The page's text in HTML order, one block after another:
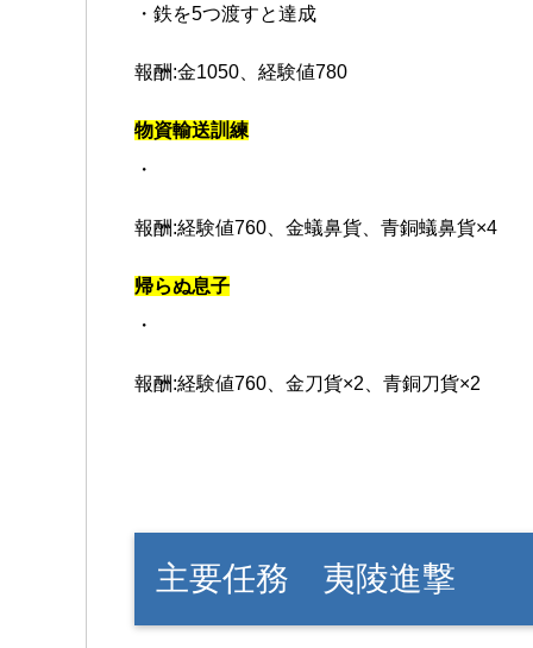
・鉄を5つ渡すと達成
報酬:金1050、経験値780
物資輸送訓練
・
報酬:経験値760、金蟻鼻貨、青銅蟻鼻貨×4
帰らぬ息子
・
報酬:経験値760、金刀貨×2、青銅刀貨×2
主要任務 夷陵進撃